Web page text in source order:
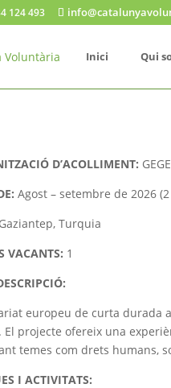
124 493
Inici Qui
D’ACOLLIMENT:
Agost – setembre de 2026
Gaziantep, Turquia
VACANTS: 1
europeu de curta durada
El projecte ofereix una
temes com drets humans,
I ACTIVITATS: